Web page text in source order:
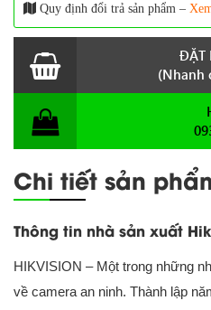
Quy định đổi trả sản phẩm –
ĐẶT
(Nhanh
Chi tiết sản
Thông tin nhà sản xuất
HIKVISION – Một trong những
về camera an ninh. Thành lập